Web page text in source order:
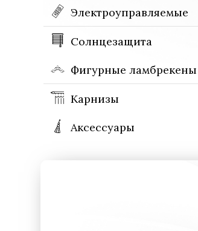
Электроуправляемые
Солнцезащита
Фигурные ламбрекены
Карнизы
Аксессуары